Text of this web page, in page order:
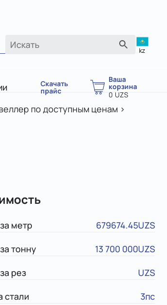
kz
Скачать
прайс
Ваша
корзина
0 UZS
по доступным ценам >
метр 679674.45UZS
тонну 13 700 000UZS
рез UZS
стали 3пс